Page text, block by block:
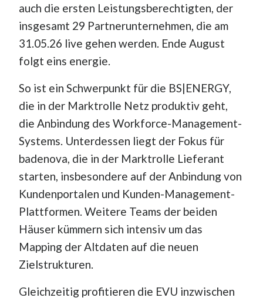
auch die ersten Leistungsberechtigten, der
insgesamt 29 Partnerunternehmen, die am
31.05.26 live gehen werden. Ende August
folgt eins energie.
So ist ein Schwerpunkt für die BS|ENERGY,
die in der Marktrolle Netz produktiv geht,
die Anbindung des Workforce-Management-
Systems. Unterdessen liegt der Fokus für
badenova, die in der Marktrolle Lieferant
starten, insbesondere auf der Anbindung von
Kundenportalen und Kunden-Management-
Plattformen. Weitere Teams der beiden
Häuser kümmern sich intensiv um das
Mapping der Altdaten auf die neuen
Zielstrukturen.
Gleichzeitig profitieren die EVU inzwischen